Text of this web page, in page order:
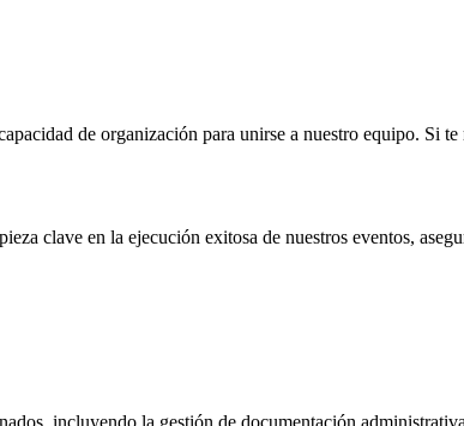
de organización para unirse a nuestro equipo. Si
clave en la ejecución exitosa de nuestros eventos,
incluyendo la gestión de documentación